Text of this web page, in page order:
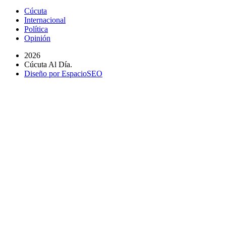
Cúcuta
Internacional
Política
Opinión
2026
Cúcuta Al Día.
Diseño por EspacioSEO